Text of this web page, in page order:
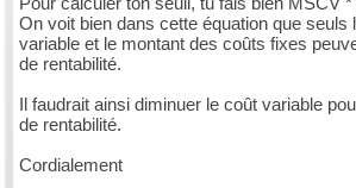
On voit bien dans cette équation que seuls
variable et le montant des coûts fixes
de rentabilité.
Il faudrait ainsi diminuer le coût variable
de rentabilité.
Cordialement